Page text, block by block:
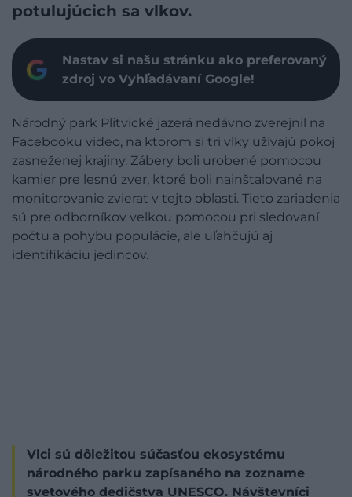
potulujúcich sa vlkov.
Nastav si našu stránku ako preferovaný
zdroj vo Vyhľadávaní Google!
Národný park Plitvické jazerá nedávno zverejnil na
Facebooku video, na ktorom si tri vlky užívajú pokoj
zasneženej krajiny. Zábery boli urobené pomocou
kamier pre lesnú zver, ktoré boli nainštalované na
monitorovanie zvierat v tejto oblasti. Tieto zariadenia
sú pre odborníkov veľkou pomocou pri sledovaní
počtu a pohybu populácie, ale uľahčujú aj
identifikáciu jedincov.
Vlci sú dôležitou súčasťou ekosystému
národného parku zapísaného na zozname
svetového dedičstva UNESCO. Návštevníci